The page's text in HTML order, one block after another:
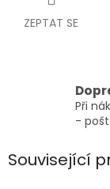
ZEPTAT SE
Při
-
Související